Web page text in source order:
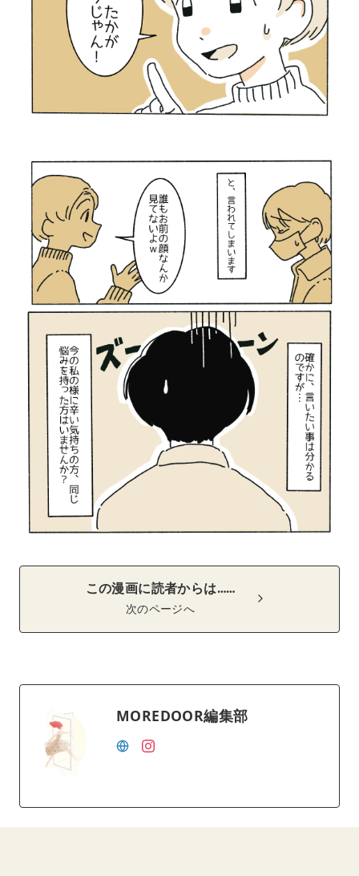
この漫画に読者からは……
次のページへ
MOREDOOR編集部